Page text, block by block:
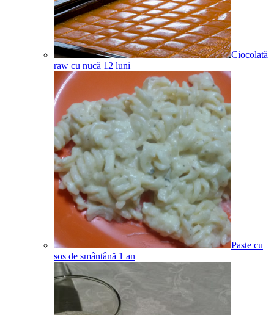
Ciocolată
raw cu nucă 12 luni
Paste cu
sos de smântână 1 an